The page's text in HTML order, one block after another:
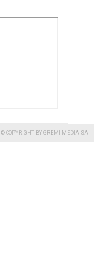
© COPYRIGHT BY GREMI MEDIA SA